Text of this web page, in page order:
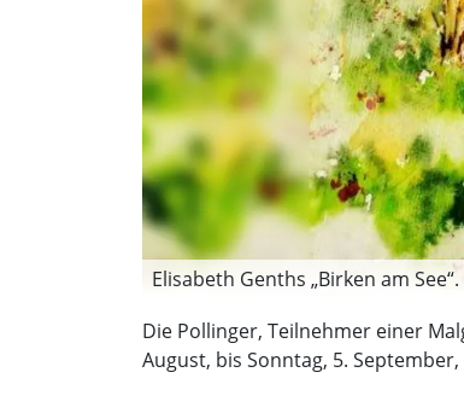
Elisabeth Genths „Birken am
Die Pollinger, Teilnehmer einer
August, bis Sonntag, 5.